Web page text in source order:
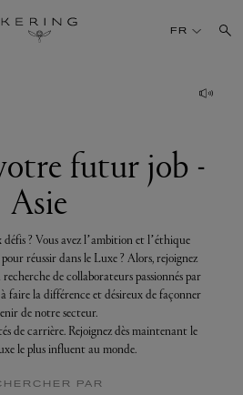
TALENT
DURABLE
FINANCE
PRESSE
FR
futur job -
Asie
défis ? Vous avez l’ambition et l’éthique
pour réussir dans le Luxe ? Alors, rejoignez
de collaborateurs passionnés par
faire la différence et désireux de façonner
de notre secteur.
de carrière. Rejoignez dès maintenant le
le plus influent au monde.
PAR